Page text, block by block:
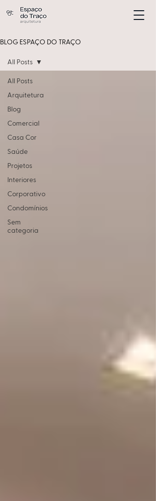
BLOG ESPAÇO DO TRAÇO
All Posts
Arquitetura
Blog
Comercial
Casa Cor
Saúde
Projetos
Interiores
Corporativo
Condomínios
Sem
categoria
All Posts